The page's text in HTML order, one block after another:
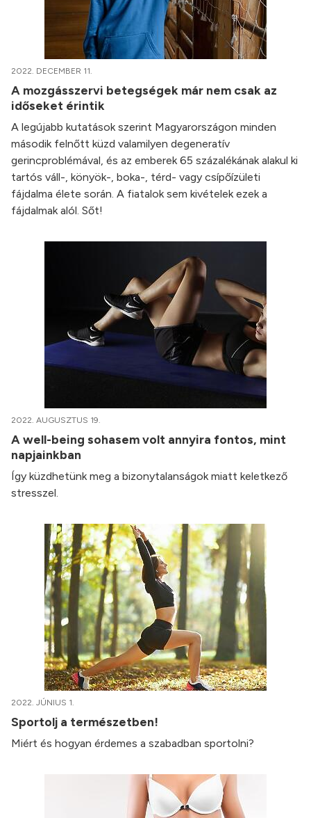
2022. DECEMBER 11.
A mozgásszervi betegségek már nem csak az
időseket érintik
A legújabb kutatások szerint Magyarországon minden
második felnőtt küzd valamilyen degeneratív
gerincproblémával, és az emberek 65 százalékának alakul ki
tartós váll-, könyök-, boka-, térd- vagy csípőízületi
fájdalma élete során. A fiatalok sem kivételek ezek a
fájdalmak alól. Sőt!
2022. AUGUSZTUS 19.
A well-being sohasem volt annyira fontos, mint
napjainkban
Így küzdhetünk meg a bizonytalanságok miatt keletkező
stresszel.
2022. JÚNIUS 1.
Sportolj a természetben!
Miért és hogyan érdemes a szabadban sportolni?